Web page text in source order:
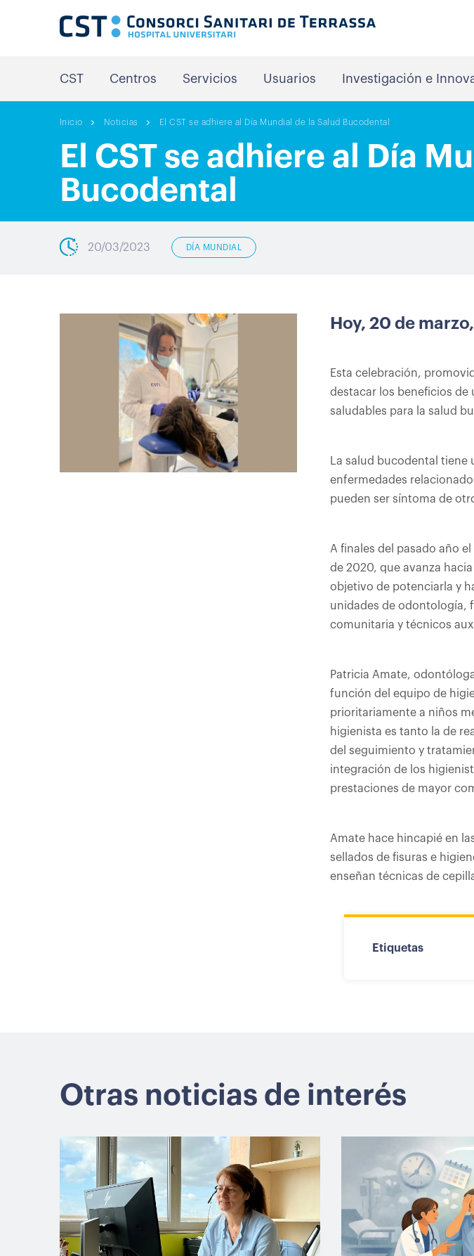
CST Centros Servicios Usuarios Investigación e
Inicio Noticias El CST se adhiere al Día Mundial de la Salud Bucodental
El CST se adhiere al Día
Bucodental
20/03/2023 DÍA MUNDIAL
Hoy, 20 de
Esta celebración,
destacar los beneficios de
saludables para la salud
La salud bucodental
enfermedades
pueden ser síntoma de
A finales del pasado año
de 2020, que avanza
objetivo de potenciarla y
unidades de odontología,
comunitaria y técnicos
Patricia Amate,
función del equipo de
prioritariamente a niños
higienista es tanto la de
del seguimiento y
integración de los
prestaciones de mayor
Amate hace hincapié en
sellados de fisuras e
enseñan técnicas de
Etiquetas
Otras noticias de interés